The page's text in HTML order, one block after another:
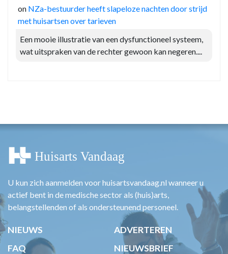
on NZa-bestuurder heeft slapeloze nachten door strijd
met huisartsen over tarieven
Een mooie illustratie van een dysfunctioneel systeem,
wat uitspraken van de rechter gewoon kan negeren....
U kun zich aanmelden voor huisartsvandaag.nl wanneer u
actief bent in de medische sector als (huis)arts,
belangstellenden of als ondersteunend personeel.
NIEUWS
ADVERTEREN
FAQ
NIEUWSBRIEF